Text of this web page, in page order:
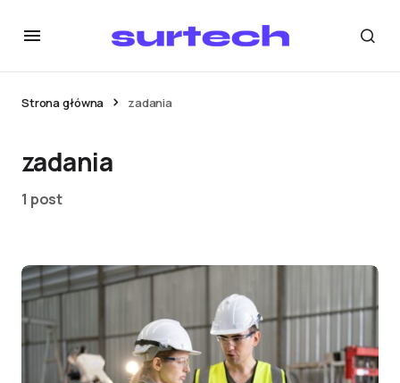
Strona główna zadania
zadania
1 post